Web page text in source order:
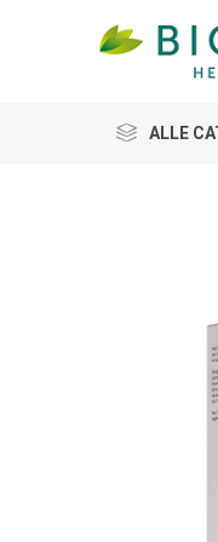
ALLE